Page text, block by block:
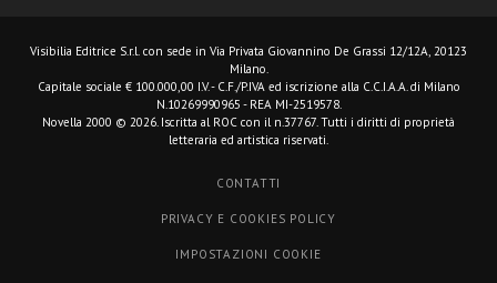
Visibilia Editrice S.r.l. con sede in Via Privata Giovannino De Grassi 12/12A, 20123
Milano.
Capitale sociale € 100.000,00 I.V. - C.F./P.IVA ed iscrizione alla C.C.I.A.A. di Milano
N.10269990965 - REA MI-2519578.
Novella 2000 © 2026. Iscritta al ROC con il n.37767. Tutti i diritti di proprietà
letteraria ed artistica riservati.
CONTATTI
PRIVACY E COOKIES POLICY
IMPOSTAZIONI COOKIE